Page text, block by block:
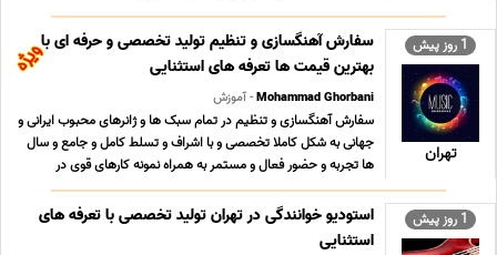
1 روز پیش
تهران
سفارش آهنگسازی و تنظیم تولید تخصصی و حرفه ای با
بهترین قیمت ها تعرفه های استثنایی
Mohammad Ghorbani- آموزش
سفارش آهنگسازی و تنظیم در تمام سبک ها و ژانرهای محبوب ایرانی و
جهانی به شکل کاملا تخصصی و با اشراف و تسلط کامل و جامع و سال
ها تجربه و حضور فعال و مستمر به همراه نمونه کارهای قوی در
سبکهای مختلف و تعرفه های بسیار مناسب ؛ استثنایی و حداقلی تولید
محتوای فاخر و ارزشمند موسیقی کلیه ... ...
1 روز پیش
استودیو خوانندگی در تهران تولید تخصصی با تعرفه های
استثنایی